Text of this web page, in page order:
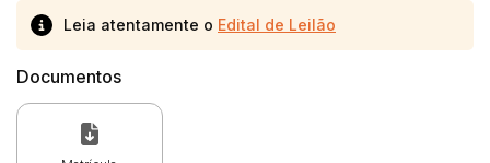
Leia atentamente o Edital de Leilão
Documentos
Habilite-se para efetuar lances ou
propostas